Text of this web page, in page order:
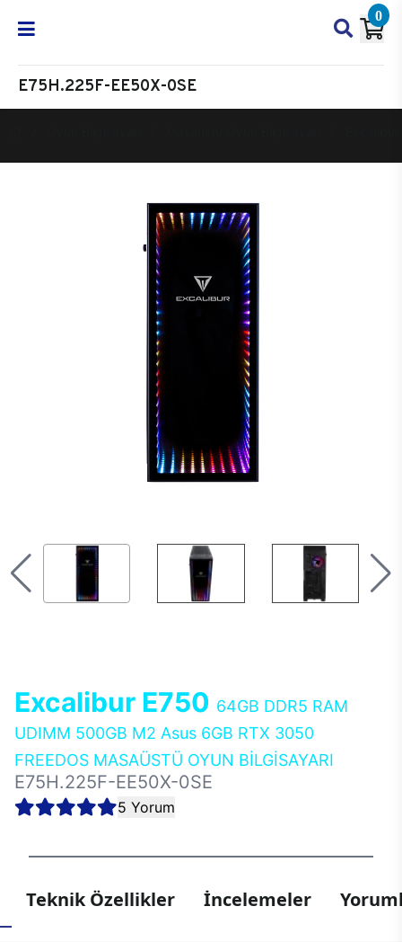
0
E75H.225F-EE50X-0SE
Excalibur E750 64GB DDR5 RAM
UDIMM 500GB M2 Asus 6GB RTX 3050
FREEDOS MASAÜSTÜ OYUN BİLGİSAYARI
E75H.225F-EE50X-0SE
5 Yorum
Teknik Özellikler İncelemeler